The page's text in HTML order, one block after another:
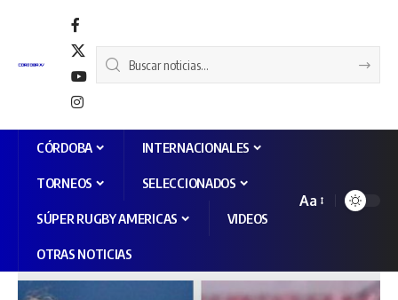
CÓRDOBA INTERNACIONALES
TORNEOS SELECCIONADOS
SÚPER RUGBY AMERICAS VIDEOS
OTRAS NOTICIAS
Aa